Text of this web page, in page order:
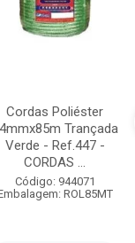
Cordas Poliéster
Trançada
Verde - Ref.447 -
CORDAS ...
Código: 944071
ROL85MT